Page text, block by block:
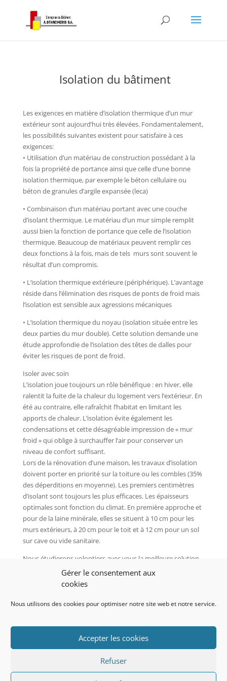
Gérer le consentement aux
cookies
Nous utilisons des cookies pour optimiser notre site web et notre service.
Accepter les cookies
Refuser
Isolation du bâtiment
Les exigences en matière d’isolation thermique d’un mur
extérieur sont aujourd’hui très élevées. Fondamentalement,
les possibilités suivantes existent pour satisfaire à ces
exigences:
• Utilisation d’un matériau de construction possédant à la
fois la propriété de portance ainsi que celle d’une bonne
isolation thermique, par exemple le béton cellulaire ou
béton de granules d’argile expansée (leca)
• Combinaison d’un matériau portant avec une couche
d’isolant thermique. Le matériau d’un mur simple remplit
aussi bien la fonction de portance que celle de l’isolation
thermique. Beaucoup de matériaux peuvent remplir ces
deux fonctions à la fois, mais de tels murs sont souvent le
résultat d’un compromis.
• L’isolation thermique extérieure (périphérique). L’avantage
réside dans l’élimination des risques de ponts de froid mais
l’isolation est sensible aux agressions mécaniques
• L’isolation thermique du noyau (isolation située entre les
deux parties du mur double). Cette solution demande une
étude approfondie de l’isolation des têtes de dalles pour
éviter les risques de pont de froid.
Isoler avec soin
L’isolation joue toujours un rôle bénéfique : en hiver, elle
ralentit la fuite de la chaleur du logement vers l’extérieur. En
été au contraire, elle rafraîchit l’habitat en limitant les
apports de chaleur. L’isolation évite également les
condensations et cette désagréable impression de « mur
froid » qui oblige à surchauffer l’air pour conserver un
niveau de confort suffisant.
Lors de la rénovation d’une maison, les travaux d’isolation
doivent porter en priorité sur la toiture ou les combles (35%
des déperditions en moyenne). Les premiers centimètres
d’isolant sont toujours les plus efficaces. Les épaisseurs
optimales sont fonction du climat. En première approche et
pour de la laine minérale, elles se situent à 10 cm pour les
murs extérieurs, à 20 cm pour le toit et à 12 cm pour un sol
sur cave ou vide sanitaire.
Nous étudierons volontiers avec vous la meilleure solution
et les produits à mettre en oeuvre. Pour comprendre
l’inertie thermique et la notion de confort, nous vous
avec du Misapor
Imprimer